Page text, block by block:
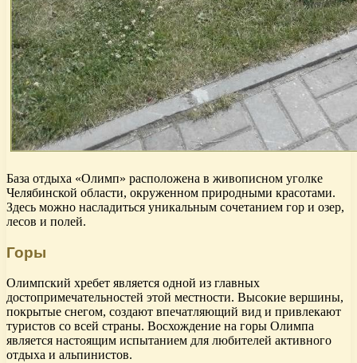
База отдыха «Олимп» расположена в живописном уголке
Челябинской области, окруженном природными красотами.
Здесь можно насладиться уникальным сочетанием гор и озер,
лесов и полей.
Горы
Олимпский хребет является одной из главных
достопримечательностей этой местности. Высокие вершины,
покрытые снегом, создают впечатляющий вид и привлекают
туристов со всей страны. Восхождение на горы Олимпа
является настоящим испытанием для любителей активного
отдыха и альпинистов.